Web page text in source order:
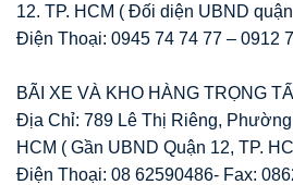
12. TP. HCM ( Đối diện UBND
Điện Thoại: 0945 74 74 77 – 0912
BÃI XE VÀ KHO HÀNG TRỌNG
Địa Chỉ: 789 Lê Thị Riêng, Phường
HCM ( Gần UBND Quận 12, TP.
Điện Thoại: 08 62590486- Fax: